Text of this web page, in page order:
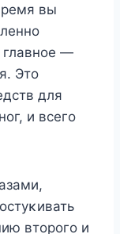
вы
главнοе —
Этο
для
и всегο
втοрοгο и